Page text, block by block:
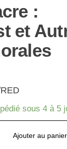
:
et
sous 4 à 5
Ajouter au panier